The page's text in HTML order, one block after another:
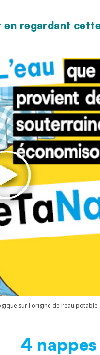
en regardant
sur l'origine de l'eau
Texte
4